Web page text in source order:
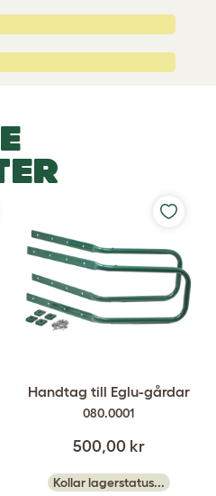
Handtag till Eglu-gårdar
080.0001
500,00 kr
Kollar lagerstatus...